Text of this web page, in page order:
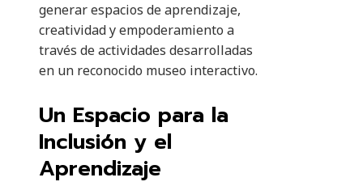
generar espacios de aprendizaje,
creatividad y empoderamiento a
través de actividades desarrolladas
en un reconocido museo interactivo.
Un Espacio para la
Inclusión y el
Aprendizaje